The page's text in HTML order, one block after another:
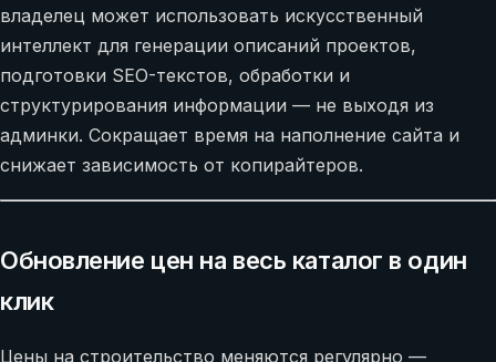
владелец может использовать искусственный
интеллект для генерации описаний проектов,
подготовки SEO-текстов, обработки и
структурирования информации — не выходя из
админки. Сокращает время на наполнение сайта и
снижает зависимость от копирайтеров.
Обновление цен на весь каталог в один
клик
Цены на строительство меняются регулярно —